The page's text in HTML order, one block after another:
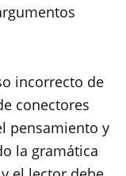
incorrecto de
conectores
pensamiento y
la gramática